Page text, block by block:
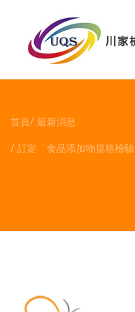
首頁 最新消息
訂定「食品添加物規格檢